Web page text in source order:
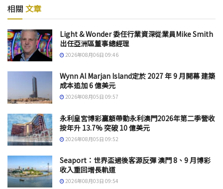
相關 文章
Light & Wonder 委任行業資深從業員Mike Smith
出任亞洲區董事總經理
2026年08月06日 09:46
Wynn Al Marjan Island定於 2027 年 9 月開幕 建築
成本追加 6 億美元
2026年08月05日 09:57
永利皇宮博彩贏額帶動永利澳門2026年第二季營收
按年升 13.7% 突破 10 億美元
2026年08月05日 09:52
Seaport：世界盃過後客源反彈 澳門 8、9 月博彩
收入重回增長軌道
2026年08月03日 09:54